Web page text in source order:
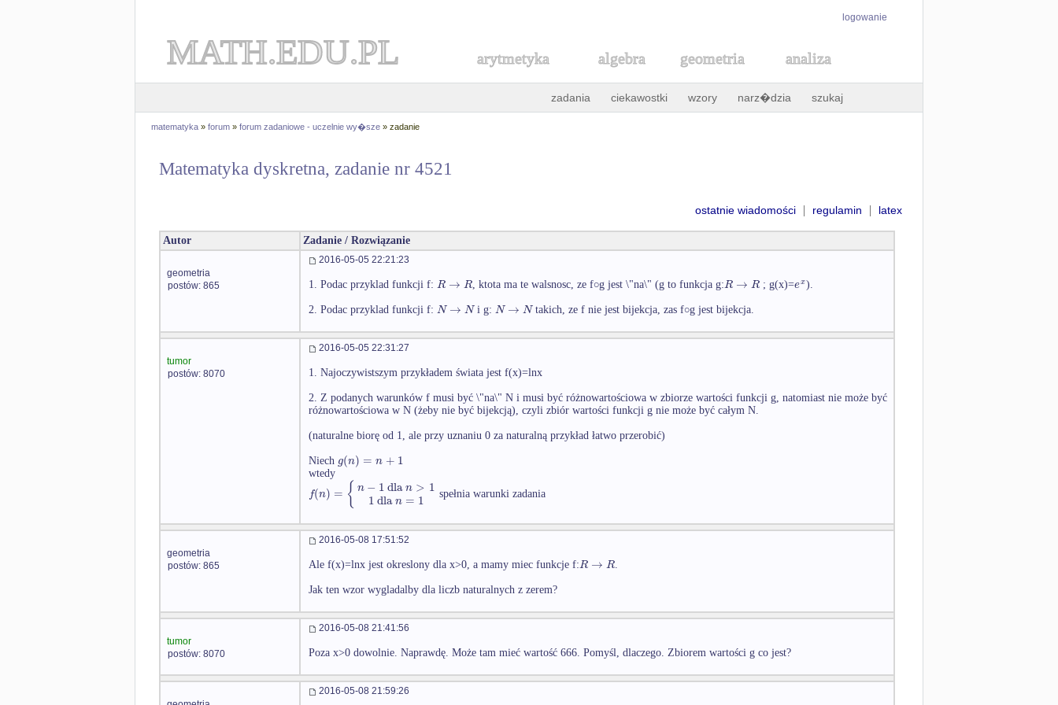
logowanie
MATH.EDU.PL arytmetyka algebra geometria analiza
zadania ciekawostki wzory narz�dzia szukaj
matematyka » forum » forum zadaniowe - uczelnie wy�sze » zadanie
Matematyka dyskretna, zadanie nr 4521
ostatnie wiadomości | regulamin | latex
Autor Zadanie / Rozwiązanie
geometria
postów: 865
2016-05-05 22:21:23
1. Podac przyklad funkcji f: R → R, ktota ma te walsnosc, ze f∘g jest \"na\" (g to funkcja g:R → R ; g(x)=ex).
2. Podac przyklad funkcji f: N → Ni g:N → Ntakich, ze f nie jest bijekcja, zas f∘g jest bijekcja.
tumor
postów: 8070
2016-05-05 22:31:27
1. Najoczywistszym przykładem świata jest f(x)=lnx
2. Z podanych warunków f musi być \"na\" N i musi być różnowartościowa w zbiorze wartości funkcji g, natomiast nie może być
różnowartościowa w N (żeby nie być bijekcją), czyli zbiór wartości funkcji g nie może być całym N.
(naturalne biorę od 1, ale przy uznaniu 0 za naturalną przykład łatwo przerobić)
Niech g(n) = n + 1
wtedy
f(n) = { n − 1dlan > 1
1dlan = 1 spełnia warunki zadania
geometria
postów: 865
2016-05-08 17:51:52
Ale f(x)=lnx jest okreslony dla x>0, a mamy miec funkcje f:R → R.
Jak ten wzor wygladalby dla liczb naturalnych z zerem?
tumor
postów: 8070
2016-05-08 21:41:56
Poza x>0 dowolnie. Naprawdę. Może tam mieć wartość 666. Pomyśl, dlaczego. Zbiorem wartości g co jest?
2016-05-08 21:59:26